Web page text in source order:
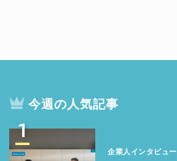
今週の人気記事
1
企業人インタビュー